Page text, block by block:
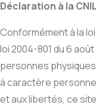
Déclaration à la
Conformément à la
loi 2004-801 du 6
personnes
à caractère
et aux libertés, ce